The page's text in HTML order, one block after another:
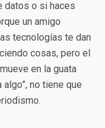
datos o si haces
un amigo
tecnologías te dan
cosas, pero el
en la guata
no tiene que